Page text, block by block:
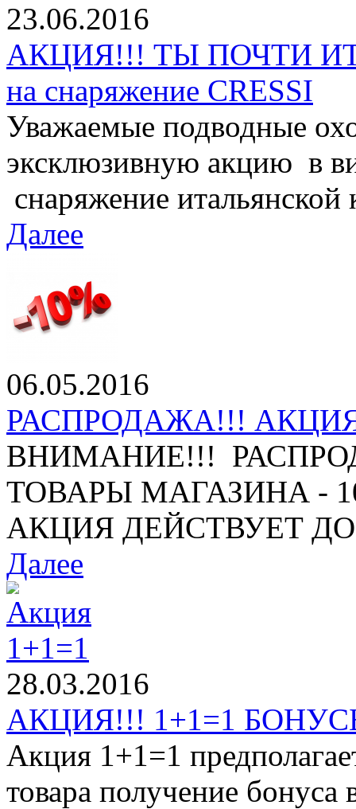
23.06.2016
АКЦИЯ!!! ТЫ ПОЧТИ
на снаряжение CRESSI
Уважаемые подводные
эксклюзивную акцию в
снаряжение
Далее
06.05.2016
РАСПРОДАЖА!!! АКЦИЯ
ВНИМАНИЕ!!!
ТОВАРЫ МАГАЗИНА -
АКЦИЯ ДЕЙСТВУЕТ
Далее
28.03.2016
АКЦИЯ!!! 1+1=1
Акция 1+1=1
товара получение бонуса